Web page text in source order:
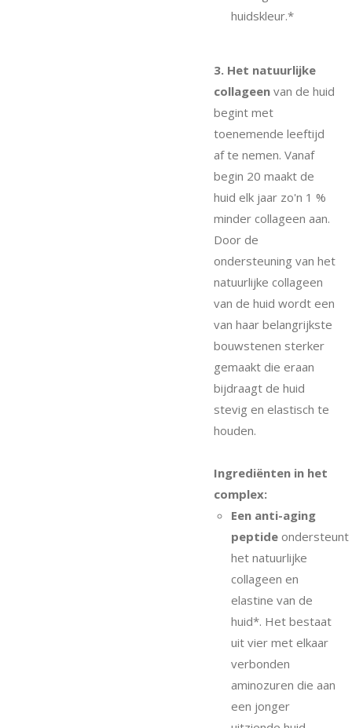
huidskleur.*
3. Het natuurlijke
collageenvan de huid
begint met
toenemende leeftijd
af te nemen. Vanaf
begin 20 maakt de
huid elk jaar zo'n 1 %
minder collageen aan.
Door de
ondersteuning van het
natuurlijke collageen
van de huid wordt een
van haar belangrijkste
bouwstenen sterker
gemaakt die eraan
bijdraagt de huid
stevig en elastisch te
houden.
Ingrediënten in het
complex:
Een anti-aging
peptide ondersteunt
het natuurlijke
collageen en
elastine van de
huid*. Het bestaat
uit vier met elkaar
verbonden
aminozuren die aan
een jonger